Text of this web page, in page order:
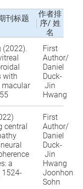
刊标题
作者排
序/ 姓
名
(2022).
with
macular
First
Author/
Daniel
Duck-
Jin
Hwang
central
a
1524-
First
Author/
Daniel
Duck-
Jin
Hwang
Joonhong
Sohn